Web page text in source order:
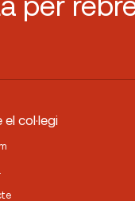
el col·legi